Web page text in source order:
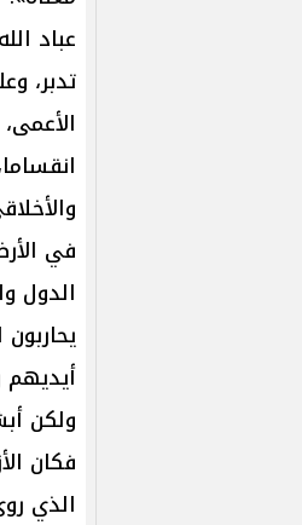
عباد
تدبر،
في
الدول
ولكن
فكان
الذي